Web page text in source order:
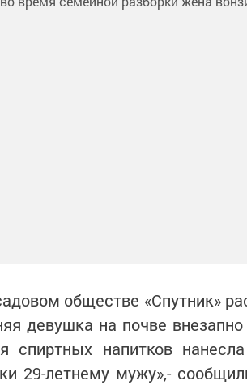
обществе «Спутник»
девушка на почве
спиртных напитков
29-летнему мужу»,-